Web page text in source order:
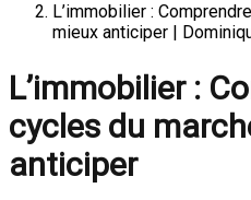
L’immobilier :
mieux anticiper |
L’immobilier :
cycles du
anticiper